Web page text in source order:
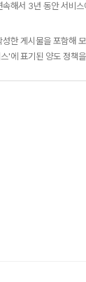
해서 3년 동안 서비
한 게시물을 포함해
'에 표기된 양도 정책